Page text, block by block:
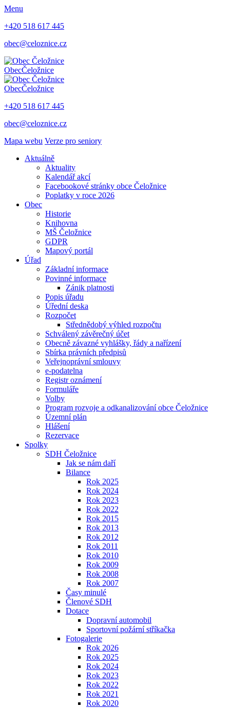
Menu
+420 518 617 445
obec@celoznice.cz
ObecČeložnice
ObecČeložnice
+420 518 617 445
obec@celoznice.cz
Mapa webu Verze pro seniory
Aktuálně
Aktuality
Kalendář akcí
Facebookové stránky obce Čeložnice
Poplatky v roce 2026
Obec
Historie
Knihovna
MŠ Čeložnice
GDPR
Mapový portál
Úřad
Základní informace
Povinné informace
Zánik platnosti
Popis úřadu
Úřední deska
Rozpočet
Střednědobý výhled rozpočtu
Schválený závěrečný účet
Obecně závazné vyhlášky, řády a nařízení
Sbírka právních předpisů
Veřejnoprávní smlouvy
e-podatelna
Registr oznámení
Formuláře
Volby
Program rozvoje a odkanalizování obce Čeložnice
Územní plán
Hlášení
Rezervace
Spolky
SDH Čeložnice
Jak se nám daří
Bilance
Rok 2025
Rok 2024
Rok 2023
Rok 2022
Rok 2015
Rok 2013
Rok 2012
Rok 2011
Rok 2010
Rok 2009
Rok 2008
Rok 2007
Časy minulé
Členové SDH
Dotace
Dopravní automobil
Sportovní požární stříkačka
Fotogalerie
Rok 2026
Rok 2025
Rok 2024
Rok 2023
Rok 2022
Rok 2021
Rok 2020